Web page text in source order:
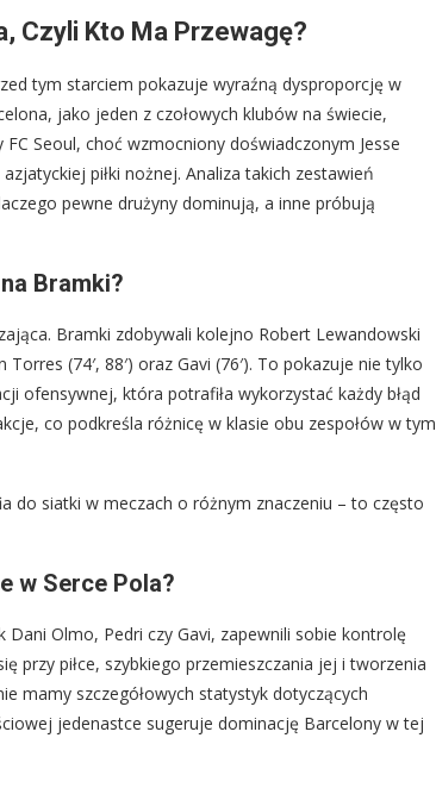
Czyli Kto Ma Przewagę?
tym starciem pokazuje wyraźną dysproporcję w
jako jeden z czołowych klubów na świecie,
Seoul, choć wzmocniony doświadczonym Jesse
piłki nożnej. Analiza takich zestawień
pewne drużyny dominują, a inne próbują
Bramki?
Bramki zdobywali kolejno Robert Lewandowski
Torres (74′, 88′) oraz Gavi (76′). To pokazuje nie tylko
ofensywnej, która potrafiła wykorzystać każdy błąd
co podkreśla różnicę w klasie obu zespołów w tym
do siatki w meczach o różnym znaczeniu – to często
w Serce Pola?
Olmo, Pedri czy Gavi, zapewnili sobie kontrolę
przy piłce, szybkiego przemieszczania jej i tworzenia
mamy szczegółowych statystyk dotyczących
jedenastce sugeruje dominację Barcelony w tej